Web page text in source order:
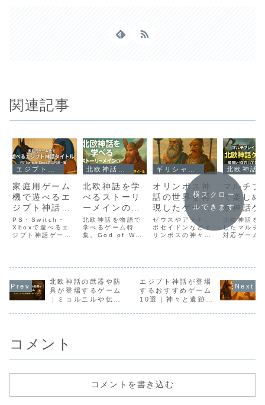
関連記事
家庭用ゲーム
機で遊べるエ
ジプト神話タ
イトル｜PS・
Switch・
Xbox対応作品
PS・Switch・
Xboxで遊べるエ
ジプト神話ゲーム
Brigadeなど家庭
用機対応の名作を
徹底紹介します
北欧神話を学
べるストーリ
ーメインのゲ
ーム｜教育要
素とファンタ
ジーを両立し
北欧神話を物語で
学べるゲーム特
集。God of War
を紹介します。
オリンポス神
話の世界を再
現したゲーム
特集｜PC・家
庭用機で遊べ
るおすすめタ
ゼウスやアテナ、
ポセイドンなどオ
リンポスの神々が
2025年版で徹底
解説します。
マルチプ
で楽しめ
欧神話ゲ
特集｜仲
協力して
神話世界
北欧神話を
したマルチ
対応ゲーム
すめタイト
底紹介しま
横スクロー
ルできます
北欧神話の武器や防
具が登場するゲーム
｜ミョルニルや伝説
エジプト神話が登場
するおすすめゲーム
10選｜神々と遺跡を
コメント
コメントを書き込む